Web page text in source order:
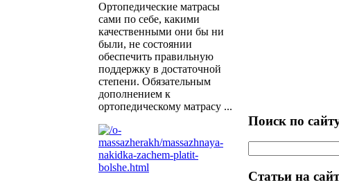
Ортопедические матрасы
сами по себе, какими
качественными они бы ни
были, не состоянии
обеспечить правильную
поддержку в достаточной
степени. Обязательным
дополнением к
ортопедическому матрасу ...
Поиск по
Статьи на